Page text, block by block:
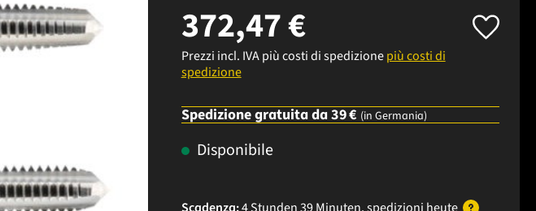
372,47 €
Prezzi incl. IVA più costi di spedizionepiù costi di
spedizione
Spedizione gratuita da 39 € (in Germania)
Disponibile